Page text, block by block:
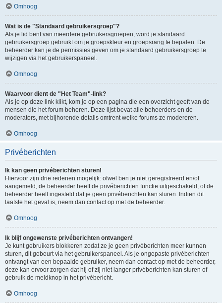
Omhoog
Wat is de "Standaard gebruikersgroep"?
Als je lid bent van meerdere gebruikersgroepen, word je standaard
gebruikersgroep gebruikt om je groepskleur en groepsrang te bepalen. De
beheerder kan je de permissies geven om je standaard gebruikersgroep te
wijzigen via het gebruikerspaneel.
Omhoog
Waarvoor dient de "Het Team"-link?
Als je op deze link klikt, kom je op een pagina die een overzicht geeft van de
mensen die het forum beheren. Deze lijst bevat alle beheerders en de
moderators, met bijhorende details omtrent welke forums ze modereren.
Omhoog
Privéberichten
Ik kan geen privéberichten sturen!
Hiervoor zijn drie redenen mogelijk: ofwel ben je niet geregistreerd en/of
aangemeld, de beheerder heeft de privéberichten functie uitgeschakeld, of de
beheerder heeft ingesteld dat je geen privéberichten kan sturen. Indien dit
laatste het geval is, neem dan contact op met de beheerder.
Omhoog
Ik blijf ongewenste privéberichten ontvangen!
Je kunt gebruikers blokkeren zodat ze je geen privéberichten meer kunnen
sturen, dit gebeurt via het gebruikerspaneel. Als je ongepaste privéberichten
ontvangt van een bepaalde gebruiker, neem dan contact op met de beheerder,
deze kan ervoor zorgen dat hij of zij niet langer privéberichten kan sturen of
gebruik de meldknop in het privébericht.
Omhoog